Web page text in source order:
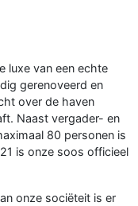
luxe van een echte
gerenoveerd en
over de haven
Naast vergader- en
80 personen is
is onze soos officieel
onze sociëteit is er